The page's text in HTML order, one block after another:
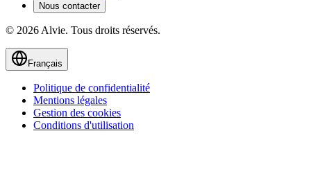
Nous contacter
© 2026 Alvie. Tous droits réservés.
Français
Politique de confidentialité
Mentions légales
Gestion des cookies
Conditions d'utilisation